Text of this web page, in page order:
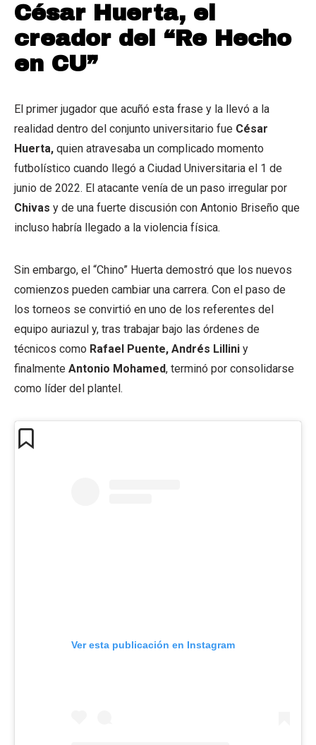
César Huerta, el
creador del “Re Hecho
en CU”
El primer jugador que acuñó esta frase y la llevó a la
realidad dentro del conjunto universitario fue César
Huerta, quien atravesaba un complicado momento
futbolístico cuando llegó a Ciudad Universitaria el 1 de
junio de 2022. El atacante venía de un paso irregular por
Chivas y de una fuerte discusión con Antonio Briseño que
incluso habría llegado a la violencia física.
Sin embargo, el “Chino” Huerta demostró que los nuevos
comienzos pueden cambiar una carrera. Con el paso de
los torneos se convirtió en uno de los referentes del
equipo auriazul y, tras trabajar bajo las órdenes de
técnicos como Rafael Puente, Andrés Lillini y
finalmente Antonio Mohamed, terminó por consolidarse
como líder del plantel.
Ver esta publicación en Instagram